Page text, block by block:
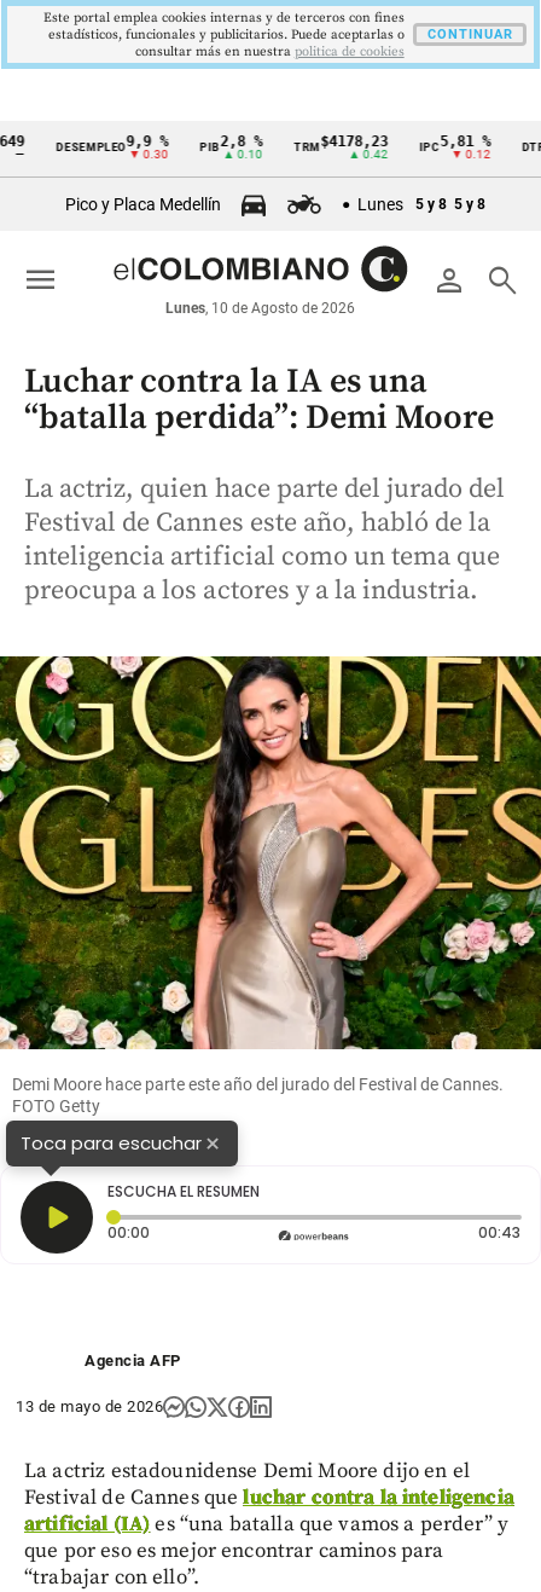
Cintillo
económicos
Colombia
DESEMPLEO9,9 %
▼ 0.30
2,8 %
▲ 0.10
TRM$4178,23
▲ 0.42
5,81 %
▼ 0.12
Pico y Placa Medellín Lunes 5 y 8 5 y 8
person search
Lunes, 10 de Agosto de 2026
menu
Luchar contra la IA es una
“batalla perdida”: Demi Moore
La actriz, quien hace parte del jurado del
Festival de Cannes este año, habló de la
inteligencia artificial como un tema que
preocupa a los actores y a la industria.
Demi Moore hace parte este año del jurado del Festival de Cannes.
FOTO Getty
Toca para escuchar×
ESCUCHA EL RESUMEN
00:00 Tiempo transcurrido: 0 segundos 00:43
Agencia AFP
13 de mayo de 2026
La actriz estadounidense Demi Moore dijo en el
Festival de Cannes queluchar contra la inteligencia
artificial (IA)es “una batalla que vamos a perder” y
que por eso es mejor encontrar caminos para
“trabajar con ello”.
Este portal emplea cookies internas y de terceros con fines
estadísticos, funcionales y publicitarios. Puede aceptarlas o
consultar más en nuestra politica de cookies
CONTINUAR